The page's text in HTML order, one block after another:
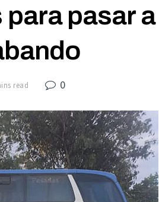
pasar a
read 0